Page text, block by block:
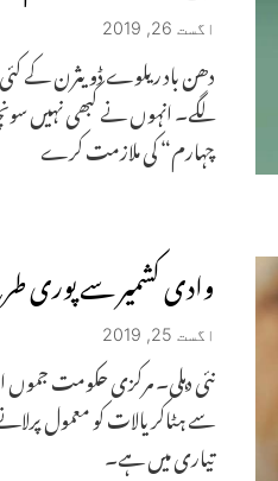
اگست 26, 2019
دھن باد ریلوے ڈویثرن کے کئی
لگے۔ انہوں نے کبھی نہیں
چہارم“ کی ملازمت کرے
وادی کشمیر سے پوری
اگست 25, 2019
نئی دہلی۔ مرکزی حکومت جموں
سے ہٹاکر یالات کو معمول
تیاری میں ہے۔